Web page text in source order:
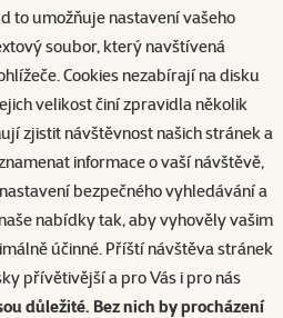
to umožňuje nastavení vašeho
soubor, který navštívená
Cookies nezabírají na disku
velikost činí zpravidla několik
zjistit návštěvnost našich stránek a
informace o vaší návštěvě,
bezpečného vyhledávání a
nabídky tak, aby vyhověly vašim
účinné. Příští návštěva stránek
přívětivější a pro Vás i pro nás
důležité. Bez nich by procházení